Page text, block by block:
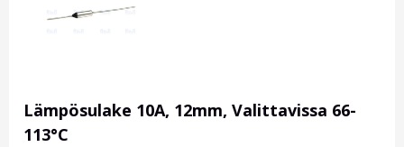
Lämpösulake 10A, 12mm, Valittavissa 66-
113°C